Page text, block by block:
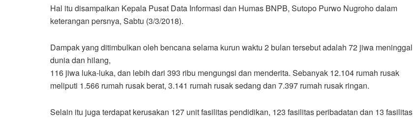
Hal itu disampaikan Kepala Pusat Data Informasi dan Humas BNPB, Sutopo Purwo Nugroho dalam
keterangan persnya, Sabtu (3/3/2018).
Dampak yang ditimbulkan oleh bencana selama kurun waktu 2 bulan tersebut adalah 72 jiwa meninggal
dunia dan hilang,
116 jiwa luka-luka, dan lebih dari 393 ribu mengungsi dan menderita. Sebanyak 12.104 rumah rusak
meliputi 1.566 rumah rusak berat, 3.141 rumah rusak sedang dan 7.397 rumah rusak ringan.
Selain itu juga terdapat kerusakan 127 unit fasilitas pendidikan, 123 fasilitas peribadatan dan 13 fasilitas